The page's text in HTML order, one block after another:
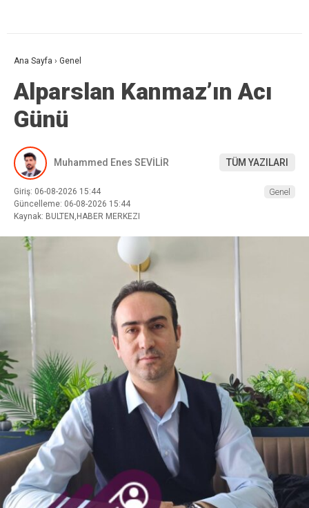
Ana Sayfa › Genel
Alparslan Kanmaz’ın Acı
Günü
Muhammed Enes SEVİLİR TÜM YAZILARI
Giriş: 06-08-2026 15:44
Güncelleme: 06-08-2026 15:44
Kaynak: BULTEN,HABER MERKEZI
Genel